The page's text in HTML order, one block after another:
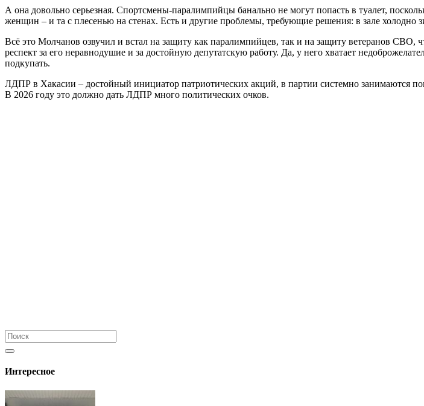
А она довольно серьезная. Спортсмены-паралимпийцы банально не могут попасть в туалет,
женщин – и та с плесенью на стенах. Есть и другие проблемы, требующие решения: в зале холодно
Всё это Молчанов озвучил и встал на защиту как паралимпийцев, так и на защиту ветеранов
респект за его неравнодушие и за достойную депутатскую работу. Да, у него хватает
подкупать.
ЛДПР в Хакасии – достойный инициатор патриотических акций, в партии системно занимаются
В 2026 году это должно дать ЛДПР много политических очков.
Интересное